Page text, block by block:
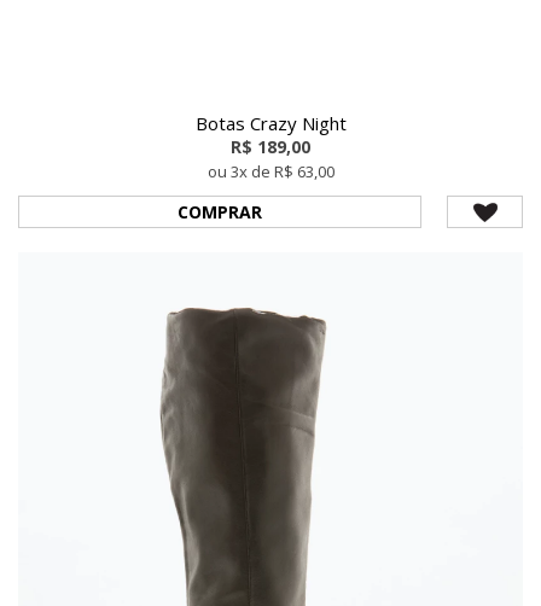
Botas Crazy Night
R$ 189,00
ou 3x de R$ 63,00
COMPRAR